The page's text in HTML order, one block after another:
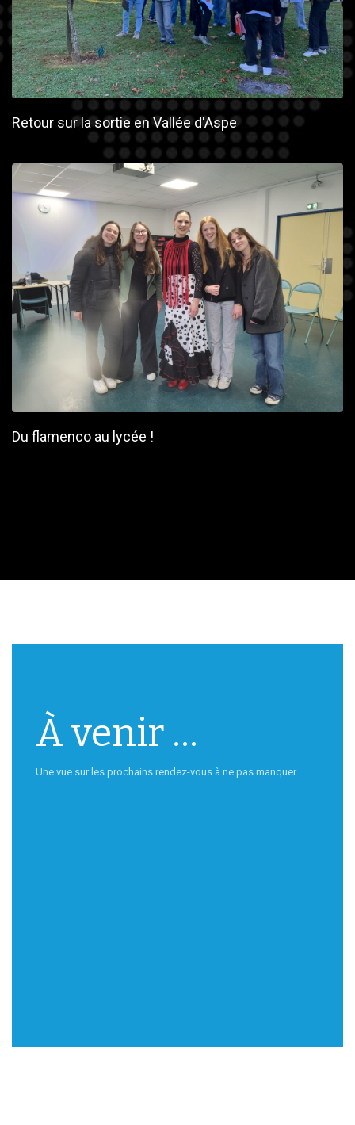
Retour sur la sortie en Vallée d'Aspe
Du flamenco au lycée !
À venir ...
Une vue sur les prochains rendez-vous à ne pas manquer